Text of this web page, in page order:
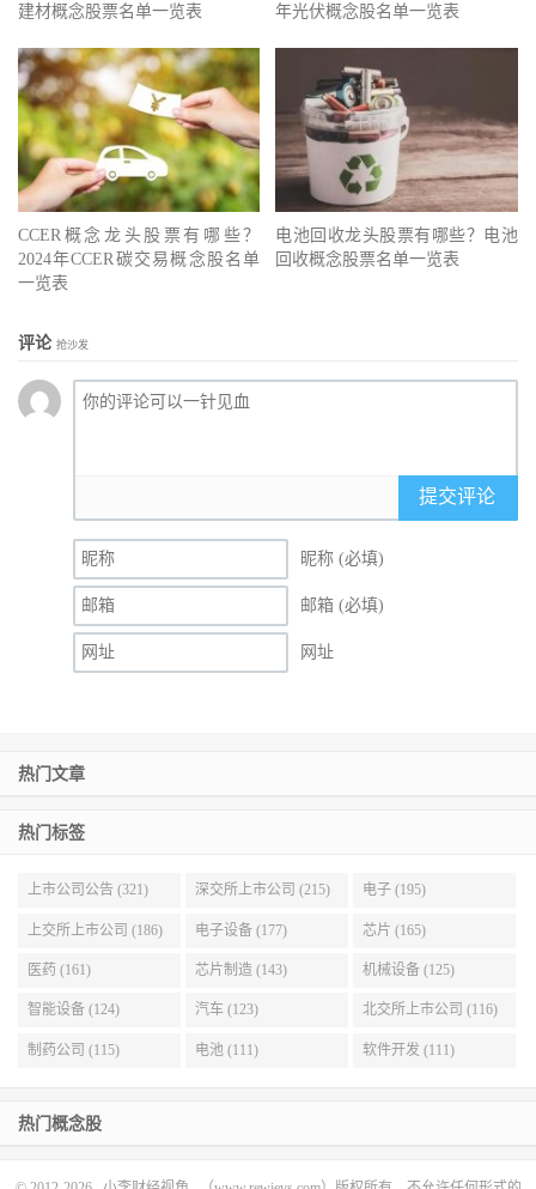
建材概念股票名单一览表
年光伏概念股名单一览表
CCER概念龙头股票有哪些？
2024年CCER碳交易概念股名单
一览表
电池回收龙头股票有哪些？电池
回收概念股票名单一览表
评论 抢沙发
提交评论
昵称 (必填)
邮箱 (必填)
网址
热门文章
热门标签
上市公司公告 (321) 深交所上市公司 (215) 电子 (195)
上交所上市公司 (186) 电子设备 (177) 芯片 (165)
医药 (161) 芯片制造 (143) 机械设备 (125)
智能设备 (124) 汽车 (123) 北交所上市公司 (116)
制药公司 (115) 电池 (111) 软件开发 (111)
热门概念股